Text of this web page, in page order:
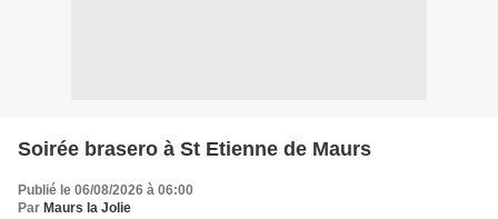
Soirée brasero à St Etienne de Maurs
Publié le 06/08/2026 à 06:00
Par Maurs la Jolie